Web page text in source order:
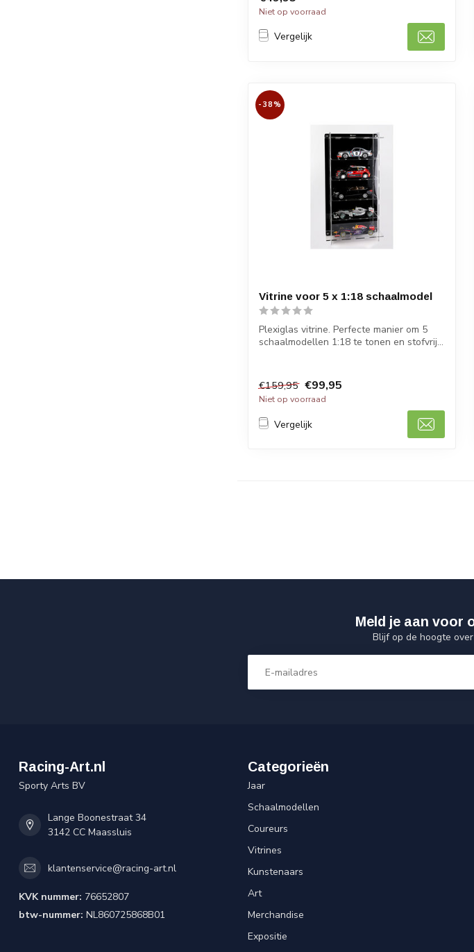
Niet op voorraad
Vergelijk
-38%
Vitrine voor 5 x 1:18 schaalmodel
Plexiglas vitrine. Perfecte manier om 5
schaalmodellen 1:18 te tonen en stofvrij...
€159,95 €99,95
Niet op voorraad
Vergelijk
Meld je aan voor
Blijf op de hoogte
Racing-Art.nl
Sporty Arts BV
Lange Boonestraat 34
3142 CC Maassluis
klantenservice@racing-art.nl
KVK nummer: 76652807
btw-nummer: NL860725868B01
Categorieën
Jaar
Schaalmodellen
Coureurs
Vitrines
Kunstenaars
Art
Merchandise
Expositie